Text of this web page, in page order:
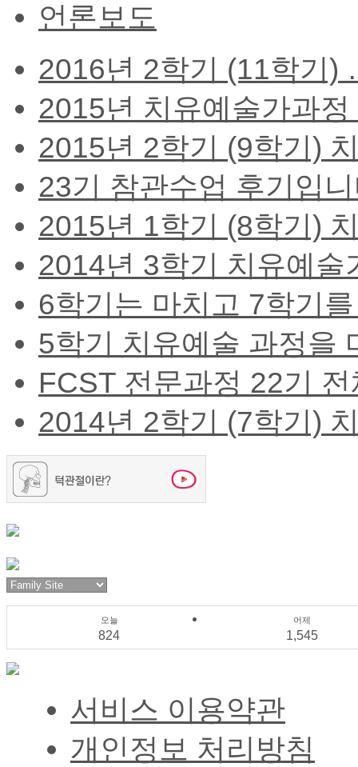
언론보도
2016년 2학기 (11학기)
2015년 치유예술가과
2015년 2학기 (9학기)
23기 참관수업 후기입
2015년 1학기 (8학기)
2014년 3학기 치유예
6학기는 마치고 7학기
5학기 치유예술 과정을
FCST 전문과정 22기
2014년 2학기 (7학기)
오늘
824
어제
1,545
서비스 이용약관
개인정보 처리방침